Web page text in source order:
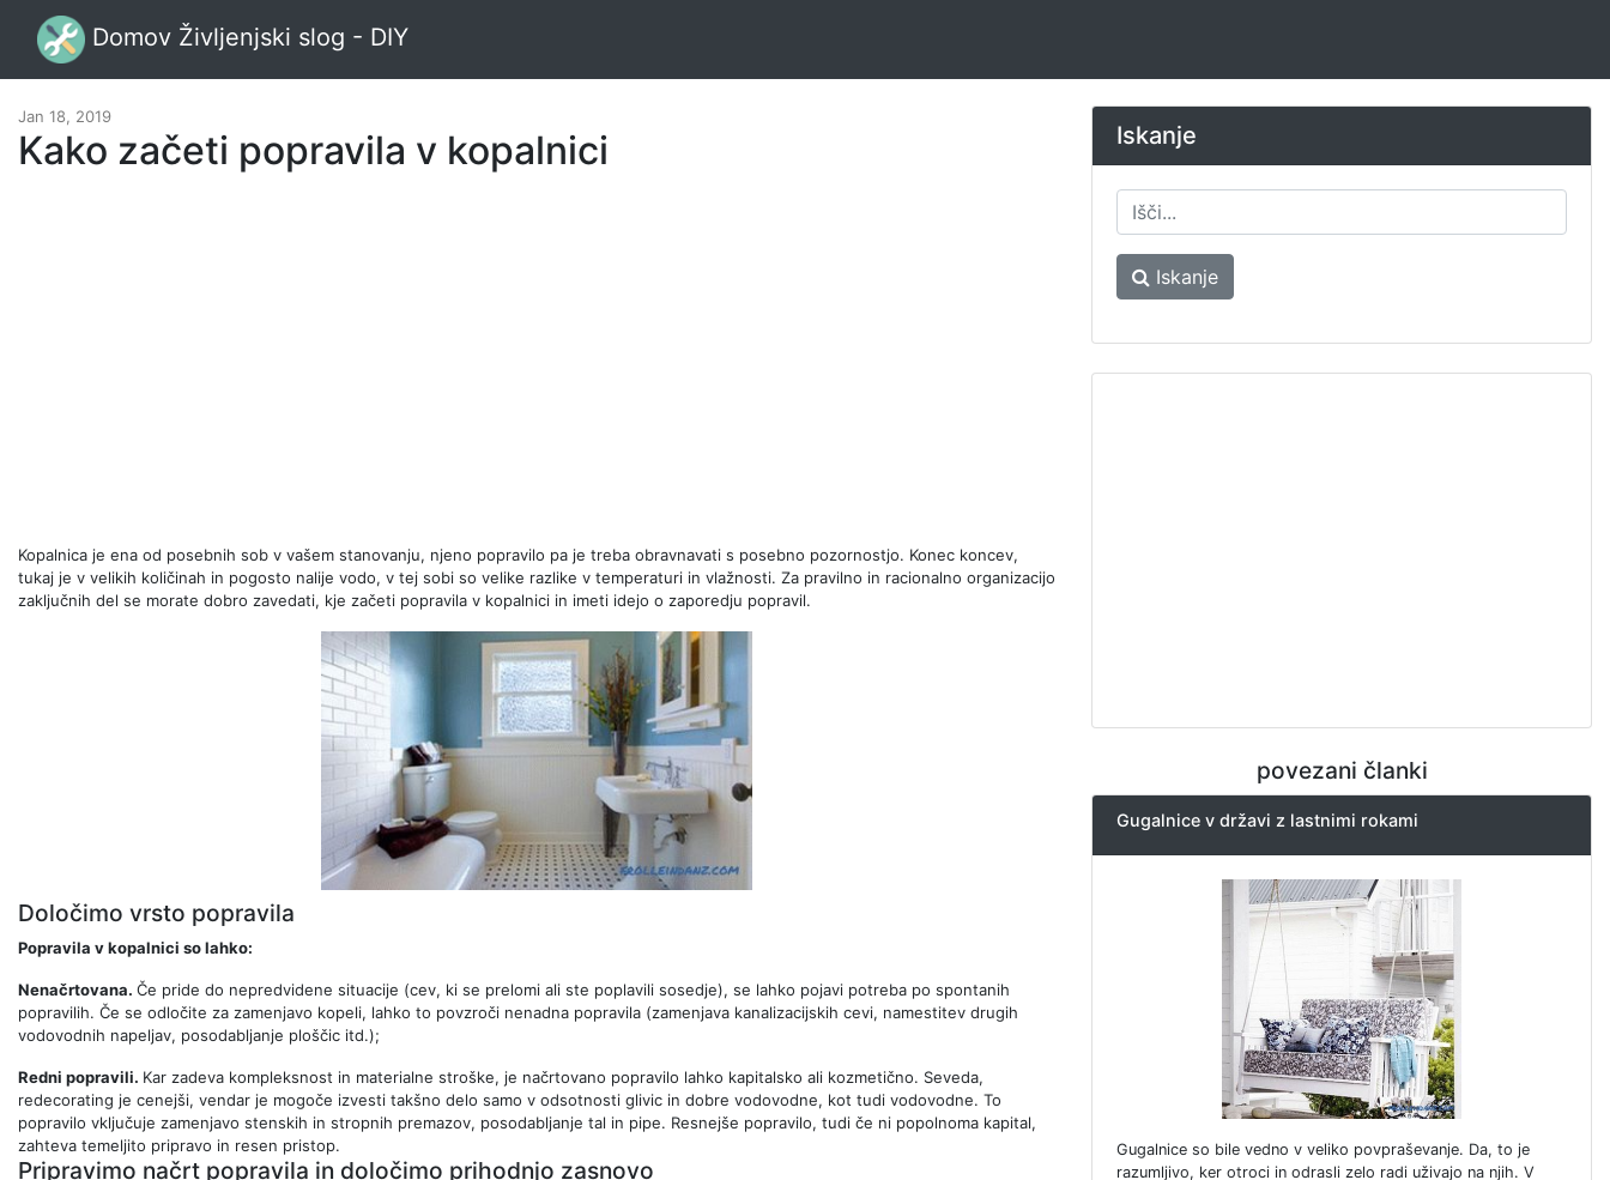
Domov Življenjski slog - DIY
Jan 18, 2019
Kako začeti popravila v kopalnici
Kopalnica je ena od posebnih sob v vašem stanovanju, njeno popravilo pa je treba obravnavati s posebno pozornostjo. Konec koncev,
tukaj je v velikih količinah in pogosto nalije vodo, v tej sobi so velike razlike v temperaturi in vlažnosti. Za pravilno in racionalno organizacijo
zaključnih del se morate dobro zavedati, kje začeti popravila v kopalnici in imeti idejo o zaporedju popravil.
Določimo vrsto popravila
Popravila v kopalnici so lahko:
Nenačrtovana. Če pride do nepredvidene situacije (cev, ki se prelomi ali ste poplavili sosedje), se lahko pojavi potreba po spontanih
popravilih. Če se odločite za zamenjavo kopeli, lahko to povzroči nenadna popravila (zamenjava kanalizacijskih cevi, namestitev drugih
vodovodnih napeljav, posodabljanje ploščic itd.);
Redni popravili. Kar zadeva kompleksnost in materialne stroške, je načrtovano popravilo lahko kapitalsko ali kozmetično. Seveda,
redecorating je cenejši, vendar je mogoče izvesti takšno delo samo v odsotnosti glivic in dobre vodovodne, kot tudi vodovodne. To
popravilo vključuje zamenjavo stenskih in stropnih premazov, posodabljanje tal in pipe. Resnejše popravilo, tudi če ni popolnoma kapital,
zahteva temeljito pripravo in resen pristop.
Pripravimo načrt popravila in določimo prihodnjo zasnovo
Iskanje
Iskanje
povezani članki
Gugalnice v državi z lastnimi rokami
Gugalnice so bile vedno v veliko povpraševanje. Da, to je
razumljivo, ker otroci in odrasli zelo radi uživajo na njih. V